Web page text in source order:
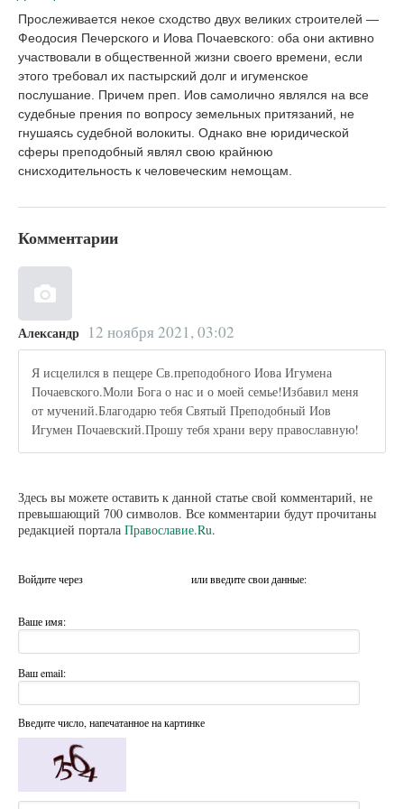
Прослеживается некое сходство двух великих строителей —
Феодосия Печерского и Иова Почаевского: оба они активно
участвовали в общественной жизни своего времени, если
этого требовал их пастырский долг и игуменское
послушание. Причем преп. Иов самолично являлся на все
судебные прения по вопросу земельных притязаний, не
гнушаясь судебной волокиты. Однако вне юридической
сферы преподобный являл свою крайнюю
снисходительность к человеческим немощам.
Комментарии
Александр 12 ноября 2021, 03:02
Я исцелился в пещере Св.преподобного Иова Игумена
Почаевского.Моли Бога о нас и о моей семье!Избавил меня
от мучений.Благодарю тебя Святый Преподобный Иов
Игумен Почаевский.Прошу тебя храни веру православную!
Здесь вы можете оставить к данной статье свой комментарий, не
превышающий 700 символов. Все комментарии будут прочитаны
редакцией портала Православие.Ru.
Войдите через или введите свои данные:
Ваше имя:
Ваш email:
Введите число, напечатанное на картинке